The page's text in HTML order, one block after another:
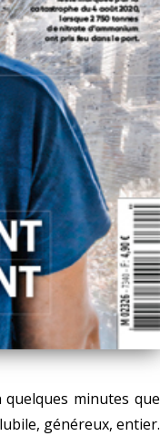
minutes que
généreux, entier.